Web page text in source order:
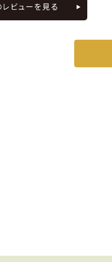
ビューを見る